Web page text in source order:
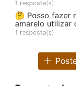
1 resposta(s)
🤔 Posso fazer
amarelo utilizar
1 resposta(s)